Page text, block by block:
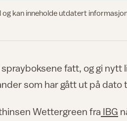
kan inneholde utdatert
fatt, og gi nytt
som har gått ut på dato
Wettergreen fra IBG